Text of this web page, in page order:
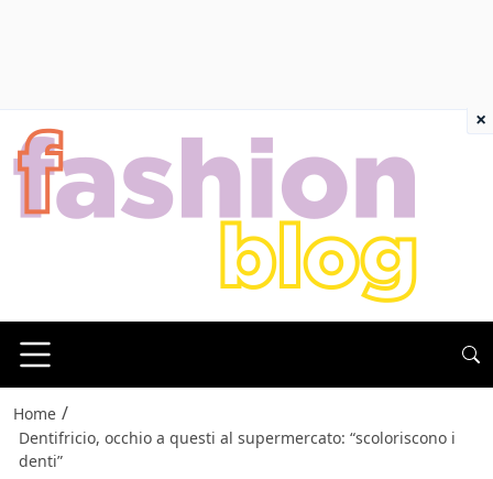
Home /
Dentifricio, occhio a questi al supermercato: “scoloriscono i
denti”
×